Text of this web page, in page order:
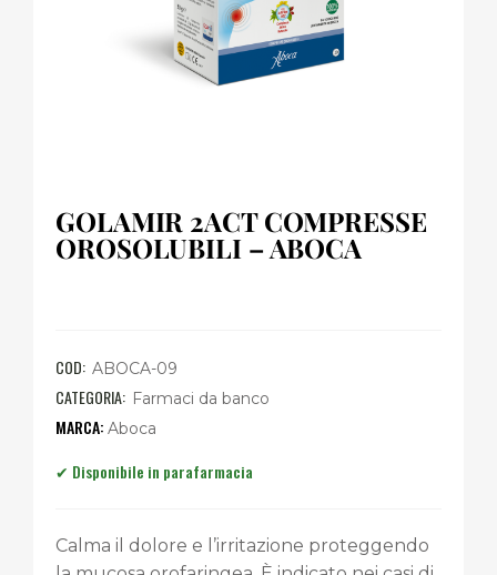
GOLAMIR 2ACT COMPRESSE
OROSOLUBILI – ABOCA
COD: ABOCA-09
CATEGORIA: Farmaci da banco
Aboca
Calma il dolore e l’irritazione proteggendo